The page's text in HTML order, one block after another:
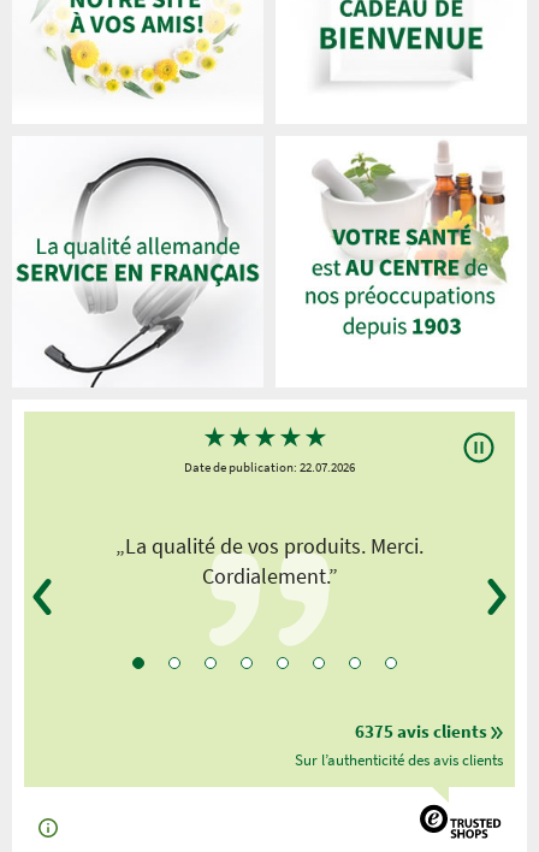
★★★★★
Date de publication: 22.07.2026
„La qualité de vos produits. Merci.
Cordialement.”
6375 avis clients
Sur l’authenticité des avis clients